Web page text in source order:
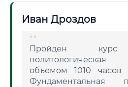
Иван Дроздов
Пройден курс
политологическая
объемом 1010
Фундаментальная